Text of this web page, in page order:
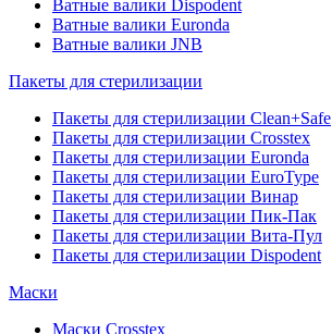
Ватные валики Dispodent
Ватные валики Euronda
Ватные валики JNB
Пакеты для стерилизации
Пакеты для стерилизации Clean+Safe
Пакеты для стерилизации Crosstex
Пакеты для стерилизации Euronda
Пакеты для стерилизации EuroType
Пакеты для стерилизации Винар
Пакеты для стерилизации Пик-Пак
Пакеты для стерилизации Вита-Пул
Пакеты для стерилизации Dispodent
Маски
Маски Crosstex